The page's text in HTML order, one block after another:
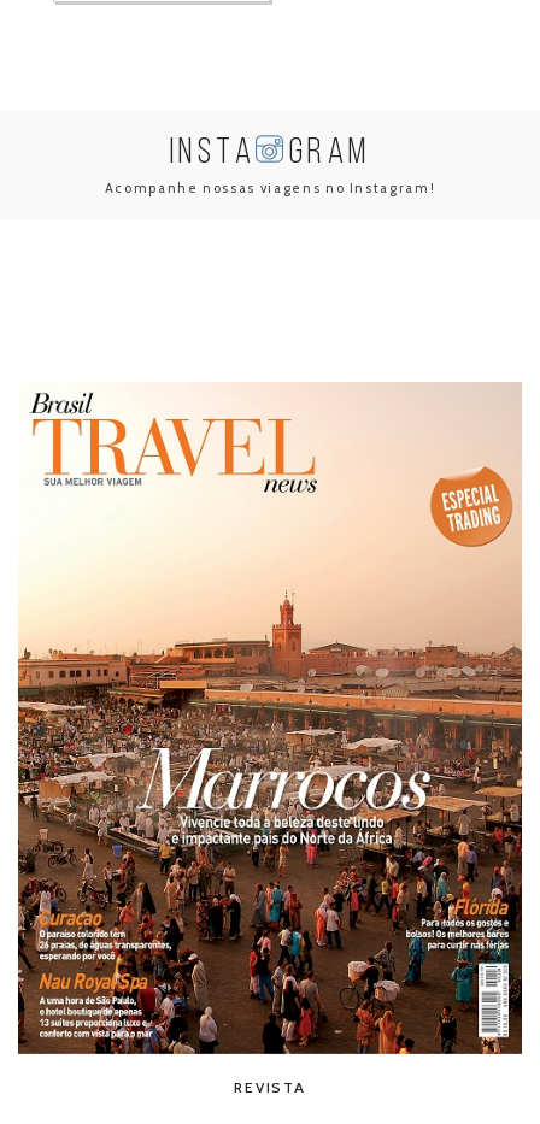
INSTA GRAM
Acompanhe nossas viagens no Instagram!
REVISTA